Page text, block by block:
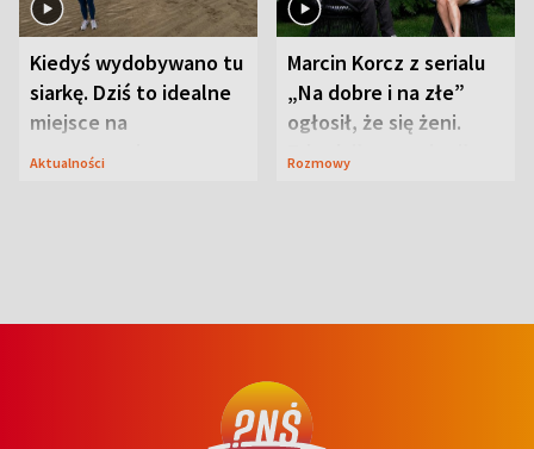
Kiedyś wydobywano tu
siarkę. Dziś to idealne
miejsce na
wypoczynek
Aktualności
Marcin Korcz z serialu
„Na dobre i na złe”
ogłosił, że się żeni.
Zdradził, co zmienił
Rozmowy